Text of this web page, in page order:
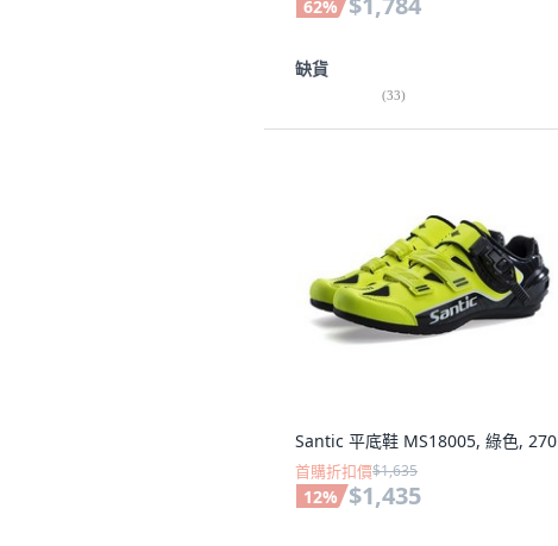
62%
缺貨
(33)
Santic 平底鞋 MS18005, 綠色, 270
首購折扣價$1,635
12% $1,435